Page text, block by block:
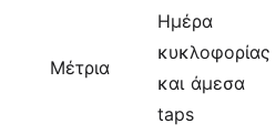
Μέτρια
Ημέρα
κυκλοφορίας
και άμεσα
taps